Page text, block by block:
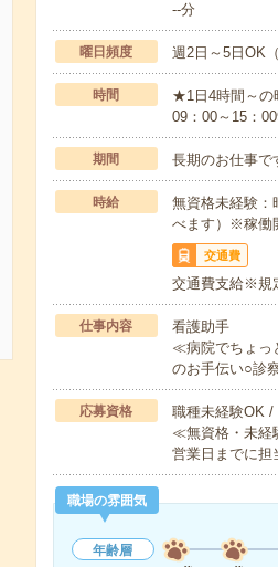
--分
曜日頻度 週2日～5日OK
時間
★1日4時間～の
09：00～15：
期間 長期のお仕事
時給
無資格未経験
べます）※稼働
交通費
交通費支給※規
仕事内容
看護助手
≪病院でちょっ
のお手伝い○診
応募資格
職種未経験OK
≪無資格・未経
営業日までに
職場の雰囲気
年齢層